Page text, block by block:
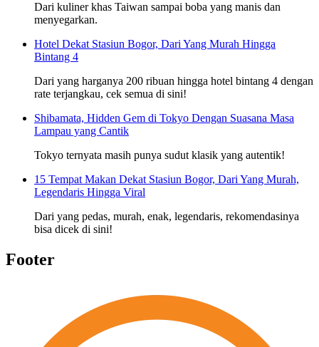
Dari kuliner khas Taiwan sampai boba yang manis dan
menyegarkan.
Hotel Dekat Stasiun Bogor, Dari Yang Murah Hingga
Bintang 4
Dari yang harganya 200 ribuan hingga hotel bintang 4 dengan
rate terjangkau, cek semua di sini!
Shibamata, Hidden Gem di Tokyo Dengan Suasana Masa
Lampau yang Cantik
Tokyo ternyata masih punya sudut klasik yang autentik!
15 Tempat Makan Dekat Stasiun Bogor, Dari Yang Murah,
Legendaris Hingga Viral
Dari yang pedas, murah, enak, legendaris, rekomendasinya
bisa dicek di sini!
Footer